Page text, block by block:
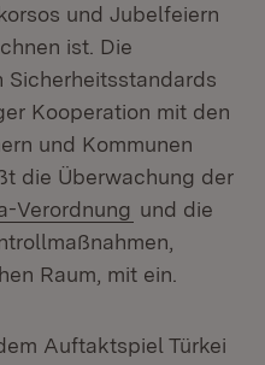
und Jubelfeiern
ist. Die
Kooperation mit den
und Kommunen
die Überwachung der
Verordnung (Öffnet in
und die
Raum, mit ein.
Auftaktspiel Türkei